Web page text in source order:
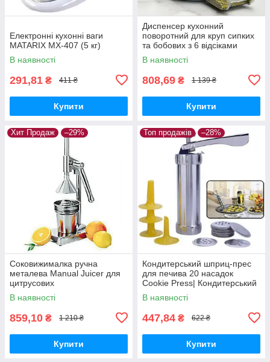
Електронні кухонні ваги
MATARIX MX-407 (5 кг)
В наявності
291,81 ₴ 411 ₴
Купити
Диспенсер кухонний
поворотний для круп сипких
та бобових з 6 відсіками
(прозоро-білий)
В наявності
808,69 ₴ 1 139 ₴
Купити
Хит Продаж –29%
Соковижималка ручна
металева Manual Juicer для
цитрусових
В наявності
859,10 ₴ 1 210 ₴
Купити
Топ продажів –28%
Кондитерський шприц-прес
для печива 20 насадок
Cookie Press| Кондитерський
прес для крему
В наявності
447,84 ₴ 622 ₴
Купити